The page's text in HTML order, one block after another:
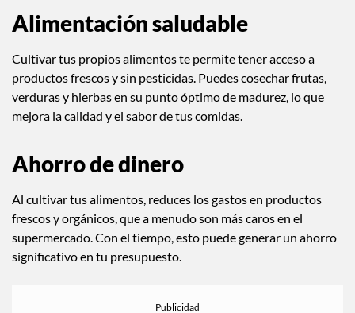
Alimentación saludable
Cultivar tus propios alimentos te permite tener acceso a
productos frescos y sin pesticidas. Puedes cosechar frutas,
verduras y hierbas en su punto óptimo de madurez, lo que
mejora la calidad y el sabor de tus comidas.
Ahorro de dinero
Al cultivar tus alimentos, reduces los gastos en productos
frescos y orgánicos, que a menudo son más caros en el
supermercado. Con el tiempo, esto puede generar un ahorro
significativo en tu presupuesto.